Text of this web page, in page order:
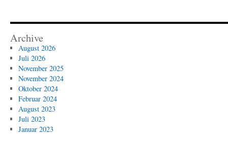
Archive
August 2026
Juli 2026
November 2025
November 2024
Oktober 2024
Februar 2024
August 2023
Juli 2023
Januar 2023